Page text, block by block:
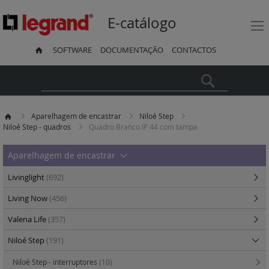
E-catálogo
SOFTWARE DOCUMENTAÇÃO CONTACTOS
Aparelhagem de encastrar
Niloé Step
Niloé Step - quadros
Quadro Branco IP 44 com tampa
Aparelhagem de encastrar
Livinglight(692)
Living Now(456)
Valena Life(357)
Niloé Step(191)
Niloé Step - interruptores (10)